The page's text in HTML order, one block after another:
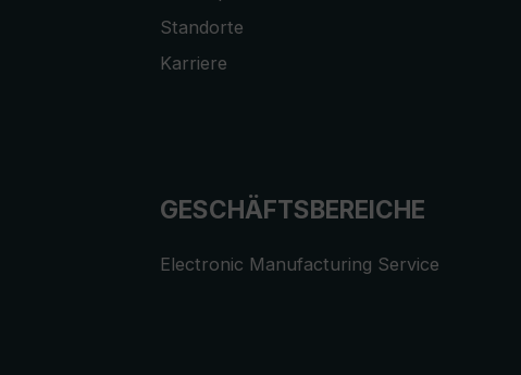
Standorte
Karriere
GESCHÄFTSBEREICHE
Electronic Manufacturing Service